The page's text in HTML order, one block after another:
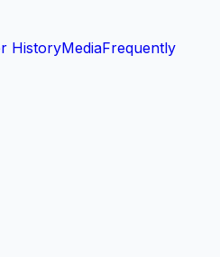
HistoryMediaFrequently